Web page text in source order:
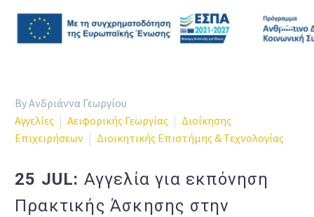
By Ανδριάννα Γεωργίου
Αγγελίες
Αειφορικής Γεωργίας
Διοίκησης
Επιχειρήσεων
Διοικητικής Επιστήμης & Τεχνολογίας
25 JUL: Αγγελία για εκπόνηση
Πρακτικής Άσκησης στην